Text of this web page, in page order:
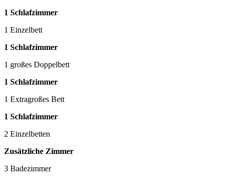
1 Schlafzimmer
1 Einzelbett
1 Schlafzimmer
1 großes Doppelbett
1 Schlafzimmer
1 Extragroßes Bett
1 Schlafzimmer
2 Einzelbetten
Zusätzliche Zimmer
3 Badezimmer